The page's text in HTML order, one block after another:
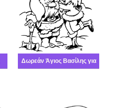
Δωρεάν Άγιος Βασίλης για